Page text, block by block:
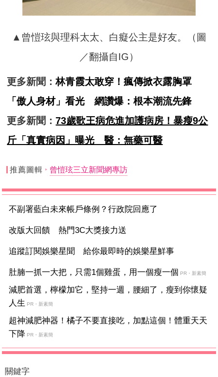
▲曾愷玹與理科太太、白癡公主是好友。（圖
／翻攝自IG）
更多新聞：林青霞太敢穿！瘋傳掀衣露胸罩
「傲人身材」看光 網讚爆：根本潮流先鋒
更多新聞：73歲歌王病危進加護病房！暴瘦9公
斤「真實病因」曝光 醫：無藥可醫
推薦圖輯 曾愷玹三立新聞網專訪
不副署藍白未來帳戶條例？行政院回應了
改版大回饋 熱門3C大獎接力送
追蹤訂閱娛樂星聞 給你最即時的娛樂星鮮事
肚腩一抓一大把，只需1個雞蛋，用一個瘦一個 PR・新素簡
減肥首選，檸檬加它，堅持一週，腰細了，瘦到你懷疑
人生
PR・新素簡
超神減肥神器！橘子不要直接吃，加點這個！體重天天
下降 PR・新素簡
關鍵字